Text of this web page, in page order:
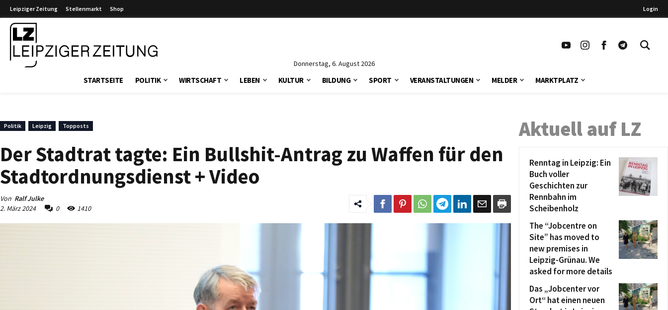
Leipziger Zeitung Stellenmarkt Shop Login
Donnerstag, 6. August 2026
STARTSEITE POLITIK WIRTSCHAFT LEBEN KULTUR BILDUNG SPORT VERANSTALTUNGEN MELDER MARKTPLATZ
Politik Leipzig Topposts
Der Stadtrat tagte: Ein Bullshit-Antrag zu Waffen für den
Stadtordnungsdienst + Video
Von Ralf Julke
2. März 2024
0 1410
Aktuell auf LZ
Renntag in Leipzig: Ein
Buch voller
Geschichten zur
Rennbahn im
Scheibenholz
The “Jobcentre on
Site” has moved to
new premises in
Leipzig-Grünau. We
asked for more details
Das „Jobcenter vor
Ort“ hat einen neuen